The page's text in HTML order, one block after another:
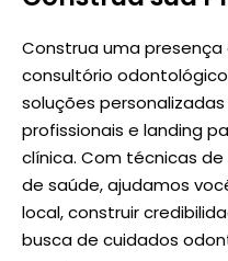
Construa uma presença
consultório
soluções
profissionais e landing
clínica. Com técnicas
de saúde, ajudamos
local, construir
busca de cuidados